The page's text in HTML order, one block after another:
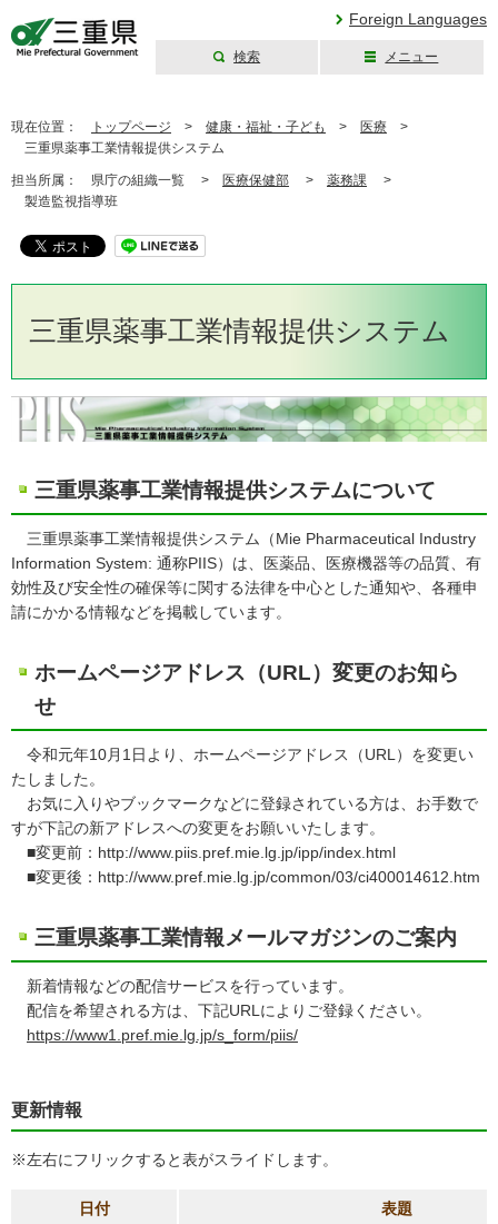
Foreign Languages
検索 メニュー
現在位置： トップページ > 健康・福祉・子ども > 医療 >
三重県薬事工業情報提供システム
担当所属： 県庁の組織一覧 > 医療保健部 > 薬務課 >
製造監視指導班
三重県薬事工業情報提供システム
三重県薬事工業情報提供システムについて
三重県薬事工業情報提供システム（Mie Pharmaceutical Industry
Information System: 通称PIIS）は、医薬品、医療機器等の品質、有
効性及び安全性の確保等に関する法律を中心とした通知や、各種申
請にかかる情報などを掲載しています。
ホームページアドレス（URL）変更のお知ら
せ
令和元年10月1日より、ホームページアドレス（URL）を変更い
たしました。
お気に入りやブックマークなどに登録されている方は、お手数で
すが下記の新アドレスへの変更をお願いいたします。
■変更前：http://www.piis.pref.mie.lg.jp/ipp/index.html
■変更後：http://www.pref.mie.lg.jp/common/03/ci400014612.htm
三重県薬事工業情報メールマガジンのご案内
新着情報などの配信サービスを行っています。
配信を希望される方は、下記URLによりご登録ください。
https://www1.pref.mie.lg.jp/s_form/piis/
更新情報
※左右にフリックすると表がスライドします。
日付 表題